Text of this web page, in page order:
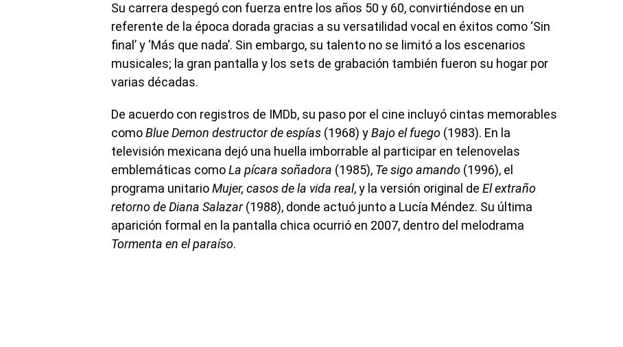
Su carrera despegó con fuerza entre los años 50 y 60, convirtiéndose en un
referente de la época dorada gracias a su versatilidad vocal en éxitos como ‘Sin
final’ y ‘Más que nada’. Sin embargo, su talento no se limitó a los escenarios
musicales; la gran pantalla y los sets de grabación también fueron su hogar por
varias décadas.
De acuerdo con registros de IMDb, su paso por el cine incluyó cintas memorables
comoBlue Demon destructor de espías (1968) yBajo el fuego (1983). En la
televisión mexicana dejó una huella imborrable al participar en telenovelas
emblemáticas comoLa pícara soñadora (1985), Te sigo amando (1996), el
programa unitarioMujer, casos de la vida real, y la versión original de El extraño
retorno de Diana Salazar(1988), donde actuó junto a Lucía Méndez. Su última
aparición formal en la pantalla chica ocurrió en 2007, dentro del melodrama
Tormenta en el paraíso.